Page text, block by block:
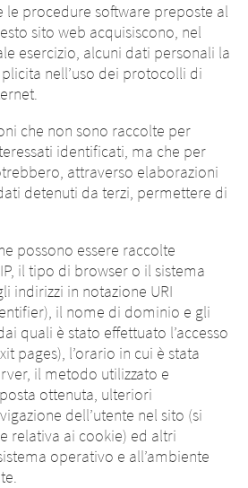
le procedure software preposte al
sito web acquisiscono, nel
esercizio, alcuni dati personali la
nell’uso dei protocolli di
che non sono raccolte per
identificati, ma che per
attraverso elaborazioni
detenuti da terzi, permettere di
possono essere raccolte
il tipo di browser o il sistema
indirizzi in notazione URI
il nome di dominio e gli
quali è stato effettuato l’accesso
pages), l’orario in cui è stata
il metodo utilizzato e
ottenuta, ulteriori
dell’utente nel sito (si
relativa ai cookie) ed altri
operativo e all’ambiente